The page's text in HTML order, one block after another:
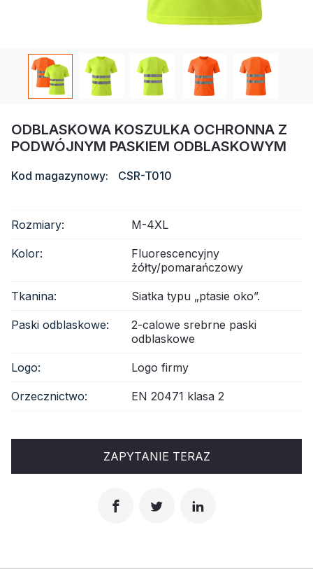
Wideo
ODBLASKOWA KOSZULKA OCHRONNA Z
PODWÓJNYM PASKIEM ODBLASKOWYM
Kod magazynowy: CSR-T010
Rozmiary: M-4XL
Kolor:
Fluorescencyjny
żółty/pomarańczowy
Tkanina: Siatka typu „ptasie oko”.
Paski odblaskowe:
2-calowe srebrne paski
odblaskowe
Logo: Logo firmy
Orzecznictwo: EN 20471 klasa 2
ZAPYTANIE TERAZ